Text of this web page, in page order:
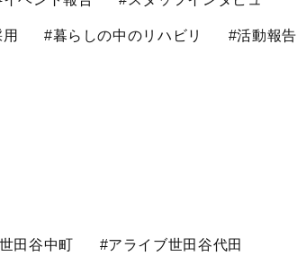
#暮らしの中のリハビリ #活動報告
田谷中町 #アライブ世田谷代田